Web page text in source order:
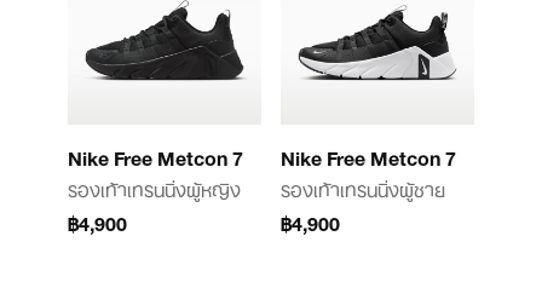
Nike Free Metcon 7
รองเท้าเทรนนิ่งผู้หญิง
฿4,900
Nike Free Metcon 7
รองเท้าเทรนนิ่งผู้ชาย
฿4,900